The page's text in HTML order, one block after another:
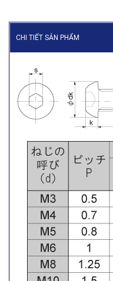
CHI TIẾT SẢN PHẨM